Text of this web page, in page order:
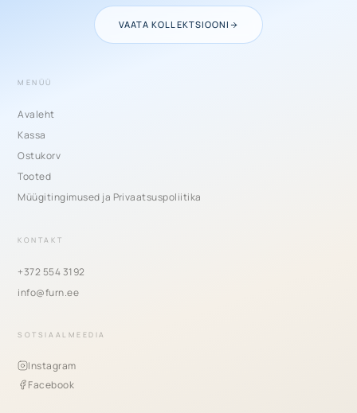
VAATA KOLLEKTSIOONI
MENÜÜ
Avaleht
Kassa
Ostukorv
Tooted
Müügitingimused ja Privaatsuspoliitika
KONTAKT
+372 554 3192
info@furn.ee
SOTSIAALMEEDIA
Instagram
Facebook